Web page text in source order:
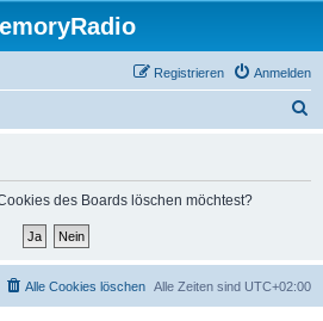
Anmelden
Registrieren
des Boards löschen möchtest?
Alle Zeiten sind UTC+02:00
Alle Cookies löschen